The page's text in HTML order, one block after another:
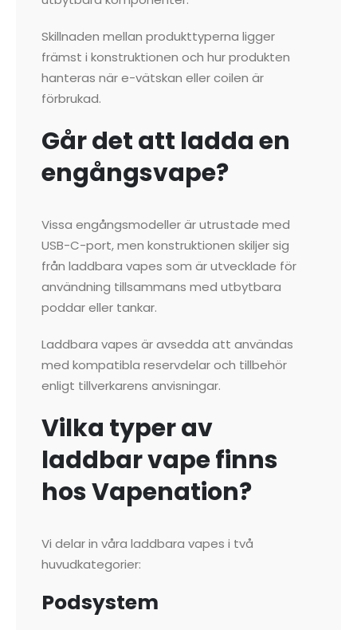
Skillnaden mellan produkttyperna ligger
främst i konstruktionen och hur produkten
hanteras när e-vätskan eller coilen är
förbrukad.
Går det att ladda en
engångsvape?
Vissa engångsmodeller är utrustade med
USB-C-port, men konstruktionen skiljer sig
från laddbara vapes som är utvecklade för
användning tillsammans med utbytbara
poddar eller tankar.
Laddbara vapes är avsedda att användas
med kompatibla reservdelar och tillbehör
enligt tillverkarens anvisningar.
Vilka typer av
laddbar vape finns
hos Vapenation?
Vi delar in våra laddbara vapes i två
huvudkategorier:
Podsystem